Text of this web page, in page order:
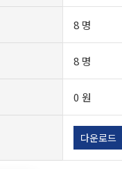
8 명
8 명
0 원
다운로드